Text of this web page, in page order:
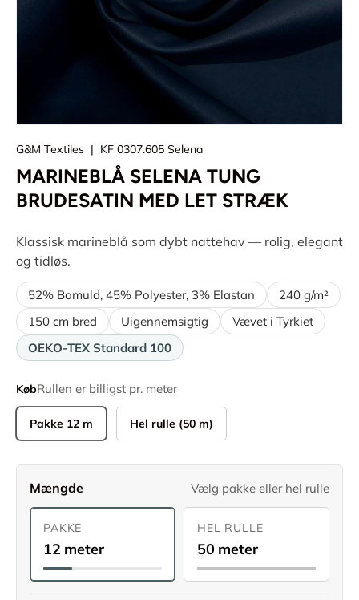
G&M Textiles | KF 0307.605 Selena
MARINEBLÅ SELENA TUNG
BRUDESATIN MED LET STRÆK
Klassisk marineblå som dybt nattehav — rolig, elegant
og tidløs.
52% Bomuld, 45% Polyester, 3% Elastan
240 g/m²
150 cm bred
Uigennemsigtig
Vævet i Tyrkiet
OEKO-TEX Standard 100
KøbRullen er billigst pr. meter
Pakke 12 m Hel rulle (50 m)
Mængde Vælg pakke eller hel rulle
PAKKE
12 meter
HEL RULLE
50 meter